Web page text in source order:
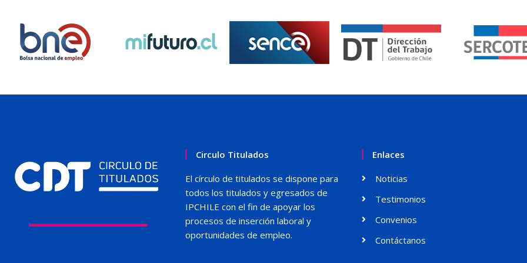
Circulo Titulados
El círculo de titulados se dispone para
todos los titulados y egresados de
IPCHILE con el fin de apoyar los
procesos de inserción laboral y
oportunidades de empleo.
Enlaces
Noticias
Testimonios
Convenios
Contáctanos